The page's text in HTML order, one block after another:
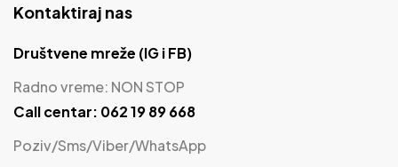
Kontaktiraj nas
Društvene mreže (IG i FB)
Radno vreme: NON STOP
Call centar: 062 19 89 668
Poziv/Sms/Viber/WhatsApp